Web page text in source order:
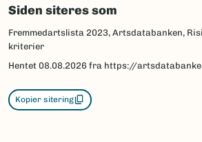
Siden siteres som
Fremmedartslista 2023, Artsdatabanken,
kriterier
Hentet 08.08.2026 fra https://artsdatabanken.no/arter/fremmedartslista/
Kopier sitering